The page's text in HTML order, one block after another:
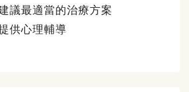
議最適當的治療方案
供心理輔導